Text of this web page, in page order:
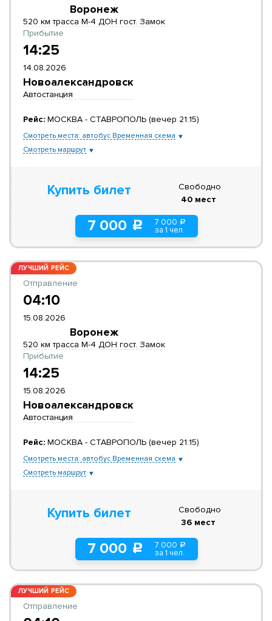
Воронеж
520 км трасса М-4 ДОН гост. Замок
Прибытие
14:25
14.08.2026
Новоалександровск
Автостанция
Рейс: МОСКВА - СТАВРОПОЛЬ (вечер 21:15)
Смотреть места: автобус Временная схема
Смотреть маршрут
Купить билет
7 000 c 7 000 a
за 1 чел.
Свободно
40 мест
ЛУЧШИЙ РЕЙС
Отправление
04:10
15.08.2026
Воронеж
520 км трасса М-4 ДОН гост. Замок
Прибытие
14:25
15.08.2026
Новоалександровск
Автостанция
Рейс: МОСКВА - СТАВРОПОЛЬ (вечер 21:15)
Смотреть места: автобус Временная схема
Смотреть маршрут
Купить билет
7 000 c 7 000 a
за 1 чел.
Свободно
36 мест
ЛУЧШИЙ РЕЙС
Отправление